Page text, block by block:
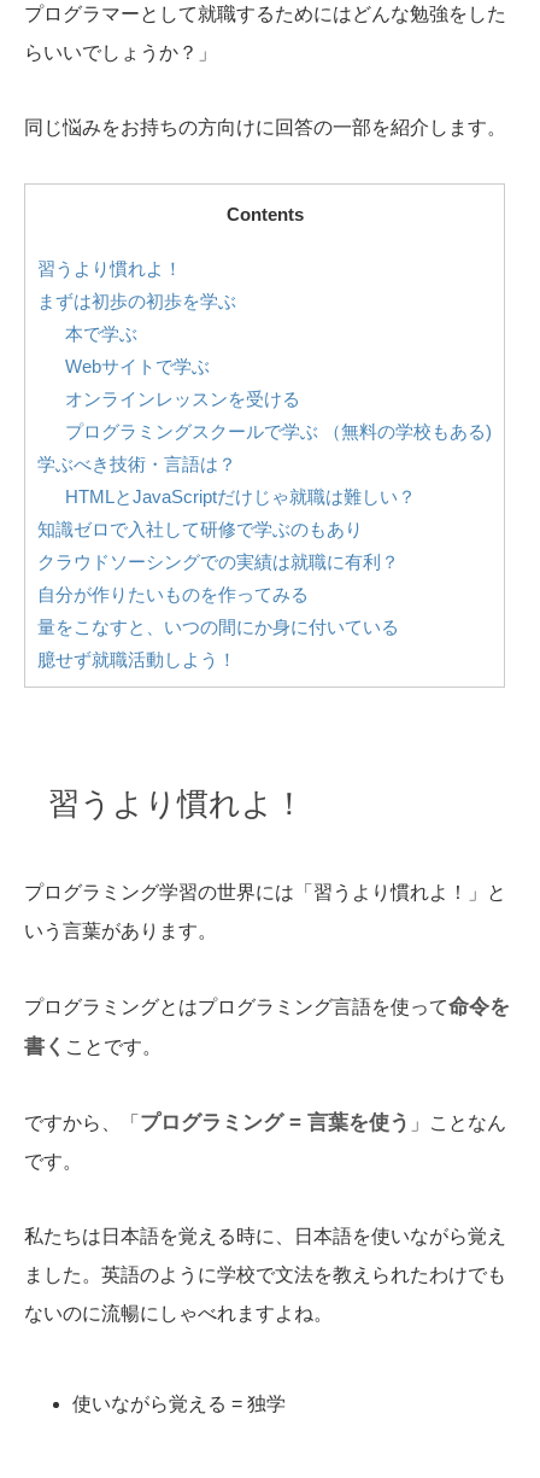
プログラマーとして就職するためにはどんな勉強をした
らいいでしょうか？」
同じ悩みをお持ちの方向けに回答の一部を紹介します。
Contents
習うより慣れよ！
まずは初歩の初歩を学ぶ
本で学ぶ
Webサイトで学ぶ
オンラインレッスンを受ける
プログラミングスクールで学ぶ （無料の学校もある)
学ぶべき技術・言語は？
HTMLとJavaScriptだけじゃ就職は難しい？
知識ゼロで入社して研修で学ぶのもあり
クラウドソーシングでの実績は就職に有利？
自分が作りたいものを作ってみる
量をこなすと、いつの間にか身に付いている
臆せず就職活動しよう！
習うより慣れよ！
プログラミング学習の世界には「習うより慣れよ！」と
いう言葉があります。
プログラミングとはプログラミング言語を使って命令を
書く ことです。
ですから、「 プログラミング = 言葉を使う 」ことなん
です。
私たちは日本語を覚える時に、日本語を使いながら覚え
ました。英語のように学校で文法を教えられたわけでも
ないのに流暢にしゃべれますよね。
使いながら覚える = 独学